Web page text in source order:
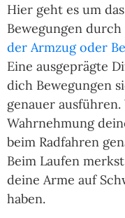
Hier geht es um
Bewegungen
der Armzug oder
Eine ausgeprägte
dich Bewegungen
genauer
Wahrnehmung
beim Radfahren
Beim Laufen
deine Arme auf
haben.